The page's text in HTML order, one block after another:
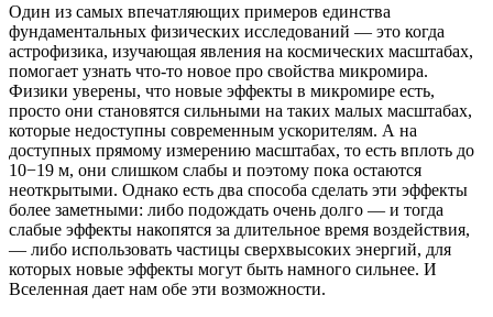
Один из самых впечатляющих примеров единства
фундаментальных физических исследований — это когда
астрофизика, изучающая явления на космических масштабах,
помогает узнать что-то новое про свойства микромира.
Физики уверены, что новые эффекты в микромире есть,
просто они становятся сильными на таких малых масштабах,
которые недоступны современным ускорителям. А на
доступных прямому измерению масштабах, то есть вплоть до
10−19 м, они слишком слабы и поэтому пока остаются
неоткрытыми. Однако есть два способа сделать эти эффекты
более заметными: либо подождать очень долго — и тогда
слабые эффекты накопятся за длительное время воздействия,
— либо использовать частицы сверхвысоких энергий, для
которых новые эффекты могут быть намного сильнее. И
Вселенная дает нам обе эти возможности.